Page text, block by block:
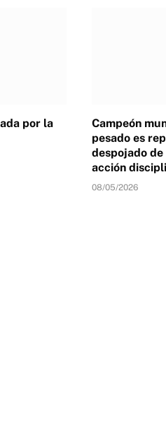
por la
Campeón
pesado es
despojado
acción
08/05/2026